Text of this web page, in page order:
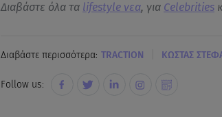
Διαβάστε όλα τα lifestyle νεα, για Celebrities
Διαβάστε περισσότερα: TRACTIOΝ ΚΩΣΤΑΣ
Follow us: